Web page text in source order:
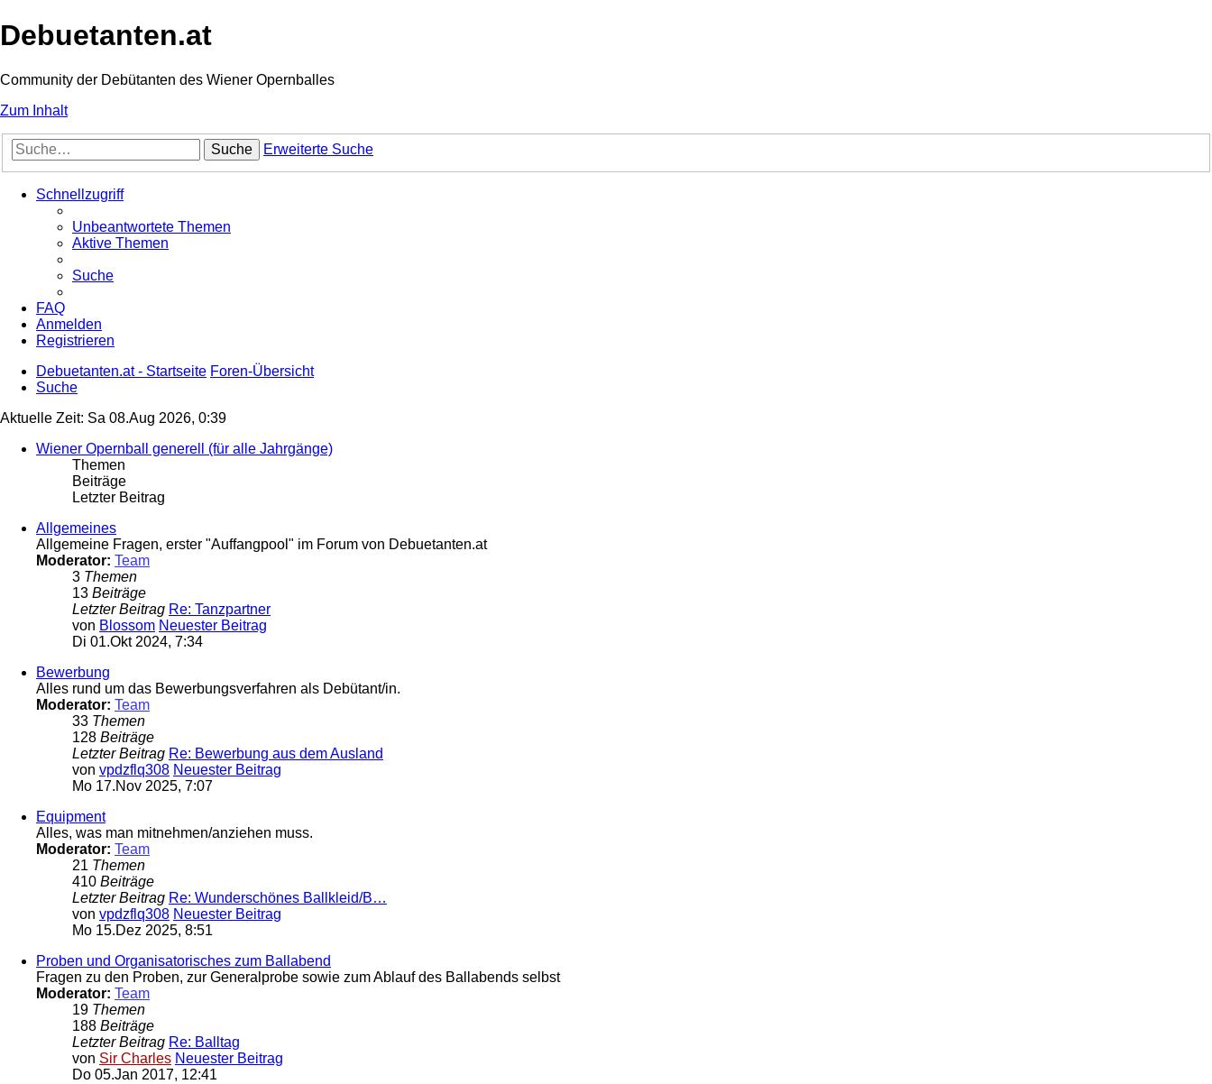
Debuetanten.at
Community der Debütanten des Wiener Opernballes
Zum Inhalt
Suche Erweiterte Suche
Schnellzugriff
Unbeantwortete Themen
Aktive Themen
Suche
FAQ
Anmelden
Registrieren
Debuetanten.at - Startseite Foren-Übersicht
Suche
Aktuelle Zeit: Sa 08.Aug 2026, 0:39
Wiener Opernball generell (für alle Jahrgänge)
Themen
Beiträge
Letzter Beitrag
Allgemeines
Allgemeine Fragen, erster "Auffangpool" im Forum von Debuetanten.at
Moderator: Team
3 Themen
13 Beiträge
Letzter Beitrag Re: Tanzpartner
von Blossom Neuester Beitrag
Di 01.Okt 2024, 7:34
Bewerbung
Alles rund um das Bewerbungsverfahren als Debütant/in.
Moderator: Team
33 Themen
128 Beiträge
Letzter Beitrag Re: Bewerbung aus dem Ausland
von vpdzflq308 Neuester Beitrag
Mo 17.Nov 2025, 7:07
Equipment
Alles, was man mitnehmen/anziehen muss.
Moderator: Team
21 Themen
410 Beiträge
Letzter Beitrag Re: Wunderschönes Ballkleid/B…
von vpdzflq308 Neuester Beitrag
Mo 15.Dez 2025, 8:51
Proben und Organisatorisches zum Ballabend
Fragen zu den Proben, zur Generalprobe sowie zum Ablauf des Ballabends selbst
Moderator: Team
19 Themen
188 Beiträge
Letzter Beitrag Re: Balltag
von Sir Charles Neuester Beitrag
Do 05.Jan 2017, 12:41